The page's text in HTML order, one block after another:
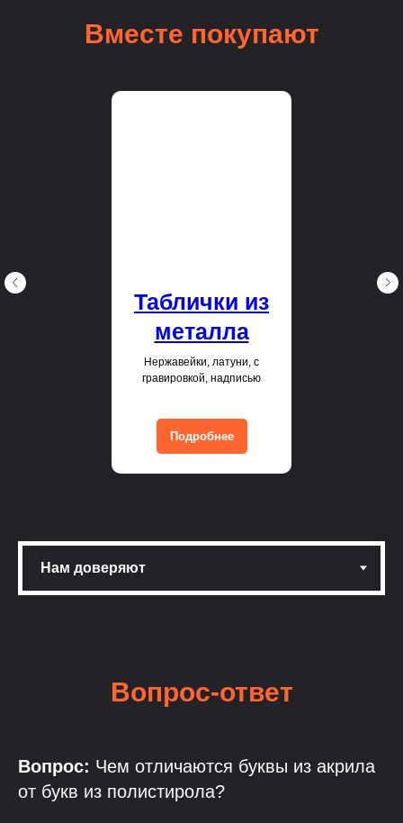
Вместе покупают
Таблички из
металла
Нержавейки, латуни, с
гравировкой, надписью
Подробнее
Вопрос-ответ
Вопрос: Чем отличаются буквы из акрила
от букв из полистирола?